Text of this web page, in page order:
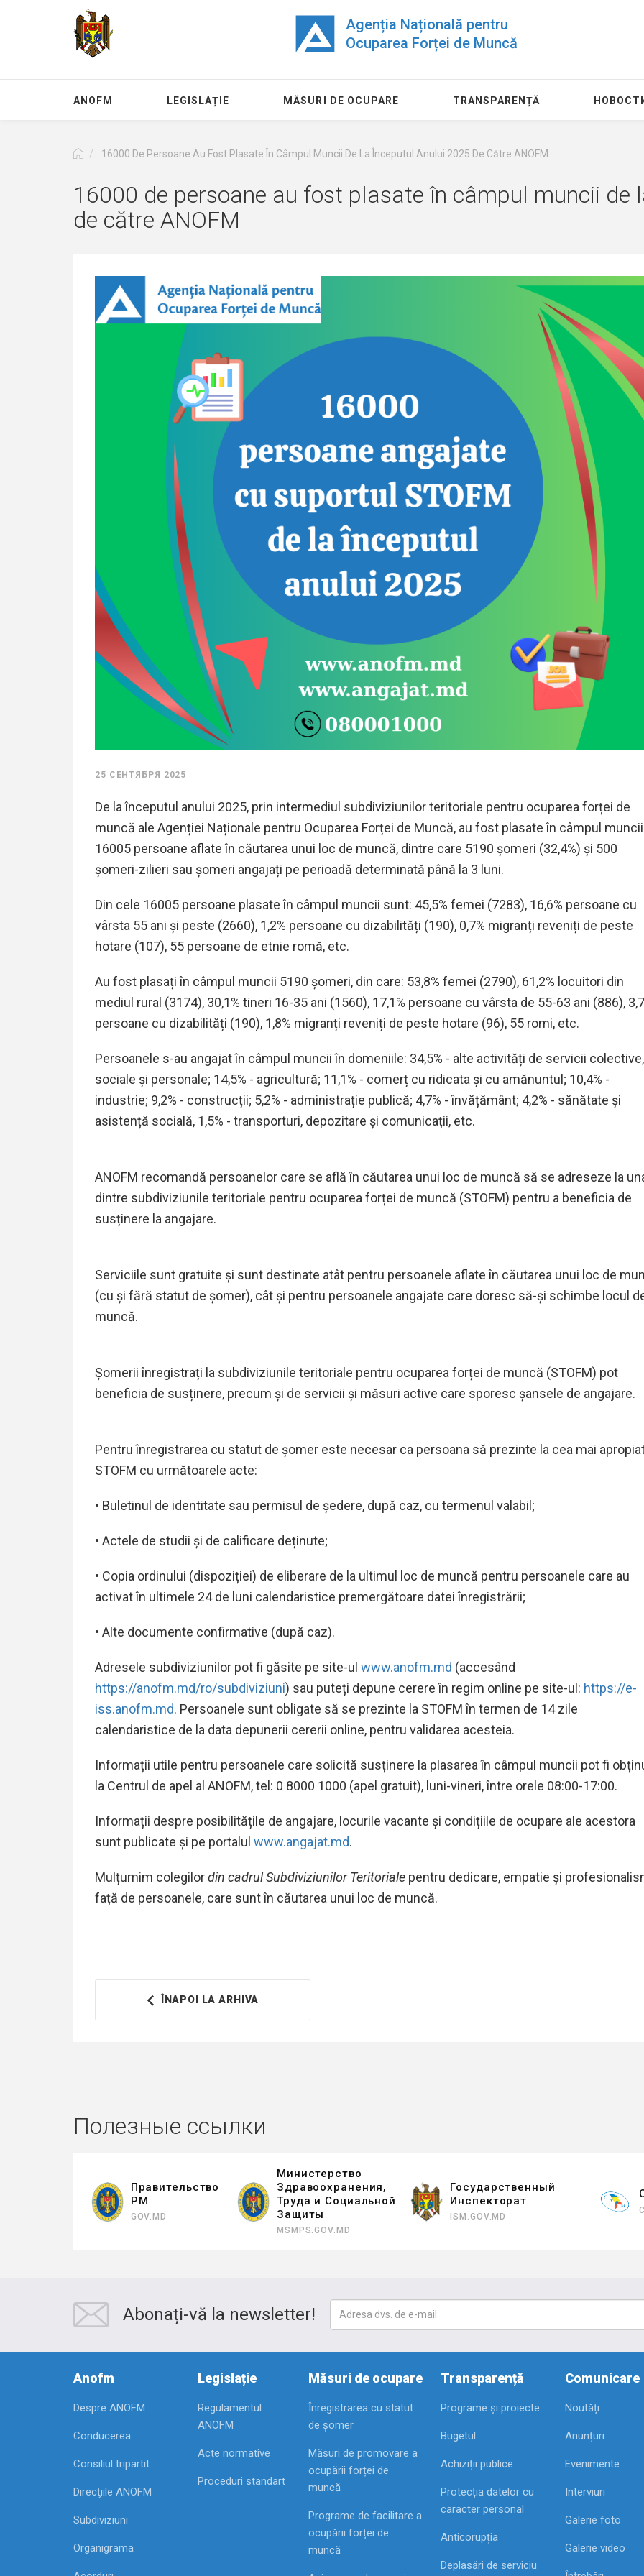
Agenția Națională pentru
Ocuparea Forței de Muncă
ANOFM LEGISLAȚIE MĂSURI DE OCUPARE TRANSPARENȚĂ
16000 De Persoane Au Fost Plasate În Câmpul Muncii De La Începutul Anului 2025 De Către ANOFM
16000 de persoane au fost plasate în câmpul muncii de
de către ANOFM
25 СЕНТЯБРЯ 2025
De la începutul anului 2025, prin intermediul subdiviziunilor teritoriale pentru ocuparea forței de
muncă ale Agenției Naționale pentru Ocuparea Forței de Muncă, au fost plasate în câmpul muncii
16005 persoane aflate în căutarea unui loc de muncă, dintre care 5190 șomeri (32,4%) și 500
șomeri-zilieri sau șomeri angajați pe perioadă determinată până la 3 luni.
Din cele 16005 persoane plasate în câmpul muncii sunt: 45,5% femei (7283), 16,6% persoane cu
vârsta 55 ani și peste (2660), 1,2% persoane cu dizabilități (190), 0,7% migranți reveniți de peste
hotare (107), 55 persoane de etnie romă, etc.
Au fost plasați în câmpul muncii 5190 șomeri, din care: 53,8% femei (2790), 61,2% locuitori din
mediul rural (3174), 30,1% tineri 16-35 ani (1560), 17,1% persoane cu vârsta de 55-63 ani (886), 3,7
persoane cu dizabilități (190), 1,8% migranți reveniți de peste hotare (96), 55 romi, etc.
Persoanele s-au angajat în câmpul muncii în domeniile: 34,5% - alte activități de servicii colective,
sociale și personale; 14,5% - agricultură; 11,1% - comerț cu ridicata și cu amănuntul; 10,4% -
industrie; 9,2% - construcții; 5,2% - administrație publică; 4,7% -învățământ; 4,2% - sănătate și
asistență socială, 1,5% - transporturi, depozitare și comunicații, etc.
ANOFM recomandă persoanelor care se află în căutarea unui loc de muncă să se adreseze la
dintre subdiviziunile teritoriale pentru ocuparea forței de muncă (STOFM) pentru a beneficia de
susținere la angajare.
Serviciile sunt gratuite și sunt destinate atât pentru persoanele aflate în căutarea unui loc de
(cu și fără statut de șomer), cât și pentru persoanele angajate care doresc să-și schimbe locul
muncă.
Șomerii înregistrați la subdiviziunile teritoriale pentru ocuparea forței de muncă (STOFM) pot
beneficia de susținere, precum și de servicii și măsuri active care sporesc șansele de angajare.
Pentru înregistrarea cu statut de șomer este necesar ca persoana să prezinte la cea mai
STOFM cu următoarele acte:
• Buletinul de identitate sau permisul de ședere, după caz, cu termenul valabil;
• Actele de studii și de calificare deținute;
• Copia ordinului (dispoziției) de eliberare de la ultimul loc de muncă pentru persoanele care au
activat în ultimele 24 de luni calendaristice premergătoare datei înregistrării;
• Alte documente confirmative (după caz).
Adresele subdiviziunilor pot fi găsite pe site-ul www.anofm.md (accesând
https://anofm.md/ro/subdiviziuni) sau puteți depune cerere în regim online pe site-ul: https://e-
iss.anofm.md. Persoanele sunt obligate să se prezinte la STOFM în termen de 14 zile
calendaristice de la data depunerii cererii online, pentru validarea acesteia.
Informații utile pentru persoanele care solicită susținere la plasarea în câmpul muncii pot fi
la Centrul de apel al ANOFM, tel: 0 8000 1000 (apel gratuit), luni-vineri, între orele 08:00-17:00.
Informații despre posibilitățile de angajare, locurile vacante și condițiile de ocupare ale acestora
sunt publicate și pe portalul www.angajat.md.
Mulțumim colegilordin cadrul Subdiviziunilor Teritoriale pentru dedicare, empatie și
față de persoanele, care sunt în căutarea unui loc de muncă.
ÎNAPOI LA ARHIVA
Piața muncii: Locuri
vacante la 24.07.2026
176
11 августа
Agenția
Ocuparea
Muncă
pentru
49
Полезные ссылки
Правительство
РМ
GOV.MD
Министерство
Здравоохранения,
Труда и Социальной
Защиты
MSMPS.GOV.MD
Государственный
Инспекторат
ISM.GOV.MD
Abonați-vă la newsletter!
Anofm
Despre ANOFM
Conducerea
Consiliul tripartit
Direcţiile ANOFM
Subdiviziuni
Organigrama
Legislație
Regulamentul
ANOFM
Acte normative
Proceduri standart
Măsuri de ocupare
Înregistrarea cu statut
de șomer
Măsuri de promovare a
ocupării forței de
muncă
Programe de facilitare a
ocupării forței de
muncă
Transparență
Programe și proiecte
Bugetul
Achiziții publice
Protecția datelor cu
caracter personal
Anticorupția
Deplasări de serviciu
Comunicare
Noutăți
Anunțuri
Evenimente
Interviuri
Galerie foto
Galerie video